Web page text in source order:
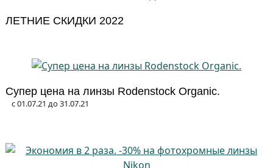
ЛЕТНИЕ СКИДКИ 2022
Супер цена на линзы Rodenstock Organic.
с 01.07.21 до 31.07.21